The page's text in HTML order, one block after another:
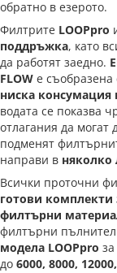
обратно в езерото.
Филтрите LOOPpro
поддръжка, като
да работят заедно.
FLOW е съобразена
ниска консумация
водата се показва
отлагания да могат
подменят
направи в няколко
Всички проточни
готови
филтърни
филтърни
модела LOOPpro
до 6000, 8000,